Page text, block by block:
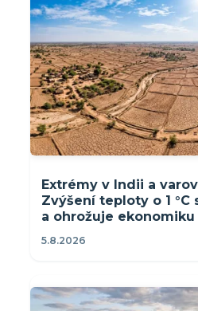
Extrémy v Indii a
Zvýšení teploty o 1 °C
a ohrožuje ekonomiku
5.8.2026